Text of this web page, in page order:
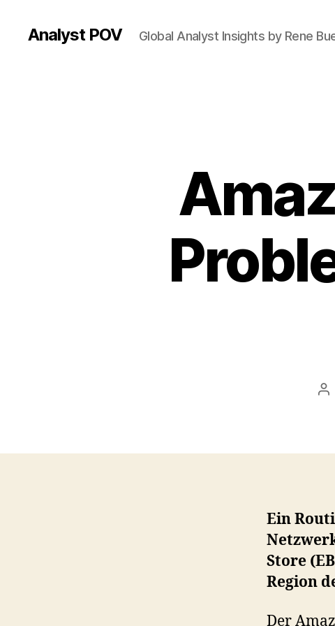
Analyst POV Global Analyst Insights by Rene
Ein
Store
Region
Der